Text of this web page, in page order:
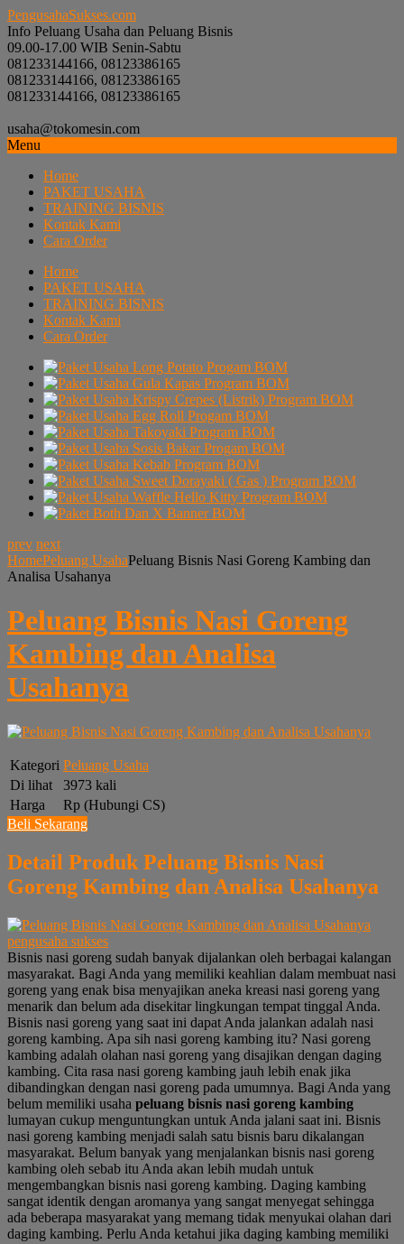
PengusahaSukses.com
Info Peluang Usaha dan Peluang Bisnis
09.00-17.00 WIB Senin-Sabtu
081233144166, 08123386165
081233144166, 08123386165
081233144166, 08123386165
usaha@tokomesin.com
Menu
Home
PAKET USAHA
TRAINING BISNIS
Kontak Kami
Cara Order
Home
PAKET USAHA
TRAINING BISNIS
Kontak Kami
Cara Order
prev next
HomePeluang UsahaPeluang Bisnis Nasi Goreng Kambing dan
Analisa Usahanya
Peluang Bisnis Nasi Goreng
Kambing dan Analisa
Usahanya
Kategori Peluang Usaha
Di lihat
3973 kali
Harga
Rp (Hubungi CS)
Beli Sekarang
Detail Produk Peluang Bisnis Nasi
Goreng Kambing dan Analisa Usahanya
Bisnis nasi goreng sudah banyak dijalankan oleh berbagai kalangan
masyarakat. Bagi Anda yang memiliki keahlian dalam membuat nasi
goreng yang enak bisa menyajikan aneka kreasi nasi goreng yang
menarik dan belum ada disekitar lingkungan tempat tinggal Anda.
Bisnis nasi goreng yang saat ini dapat Anda jalankan adalah nasi
goreng kambing. Apa sih nasi goreng kambing itu? Nasi goreng
kambing adalah olahan nasi goreng yang disajikan dengan daging
kambing. Cita rasa nasi goreng kambing jauh lebih enak jika
dibandingkan dengan nasi goreng pada umumnya. Bagi Anda yang
belum memiliki usaha peluang bisnis nasi goreng kambing
lumayan cukup menguntungkan untuk Anda jalani saat ini. Bisnis
nasi goreng kambing menjadi salah satu bisnis baru dikalangan
masyarakat. Belum banyak yang menjalankan bisnis nasi goreng
kambing oleh sebab itu Anda akan lebih mudah untuk
mengembangkan bisnis nasi goreng kambing. Daging kambing
sangat identik dengan aromanya yang sangat menyegat sehingga
ada beberapa masyarakat yang memang tidak menyukai olahan dari
daging kambing. Perlu Anda ketahui jika daging kambing memiliki